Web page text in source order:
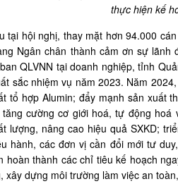
thực hiện kế
tại hội nghị, thay mặt hơn 94.000
Ngân chân thành cảm ơn sự
QLVNN tại doanh nghiệp, tỉnh
sắc nhiệm vụ năm 2023. Năm
tổ hợp Alumin; đẩy mạnh sản xuất
cường cơ giới hoá, tự động
lượng, nâng cao hiệu quả SXKD;
hành, các đơn vị cần đổi mới tư
hoàn thành các chỉ tiêu kế hoạch
xây dựng môi trường làm việc an